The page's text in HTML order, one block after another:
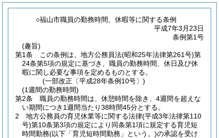
○福山市職員の勤務時間、休暇等に関する条例
平成7年3月23日
条例第1号
(趣旨)
第1条
この条例は、地方公務員法(昭和25年法律第261号)第
24条第5項の規定に基づき、職員の勤務時間、休日及び休
暇に関し必要な事項を定めるものとする。
(一部改正〔平成28年条例10号〕)
(1週間の勤務時間)
第2条
職員の勤務時間は、休憩時間を除き、4週間を超えな
い期間につき1週間当たり38時間45分とする。
2
地方公務員の育児休業等に関する法律(平成3年法律第110
号)第10条第3項の規定により同条第1項に規定する育児短
時間勤務(以下「育児短時間勤務」という。)の承認を受け